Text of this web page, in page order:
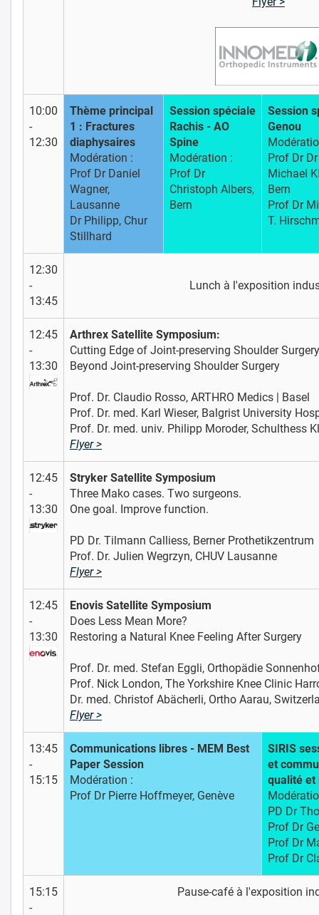
10:00
-
12:30
Thème principal
1 : Fractures
diaphysaires
Modération :
Prof Dr Daniel
Wagner,
Lausanne
Dr Philipp, Chur
Stillhard
Session spéciale
Rachis - AO
Spine
Modération :
Prof Dr
Christoph Albers,
Bern
Session
Genou
Prof Dr
Michael
Bern
Prof Dr
T.
12:30
-
13:45
Lunch à l'exposition
12:45
-
13:30
Arthrex Satellite Symposium:
Cutting Edge of Joint-preserving Shoulder Surgery
Beyond Joint-preserving Shoulder Surgery
Prof. Dr. Claudio Rosso, ARTHRO Medics | Basel
Prof. Dr. med. Karl Wieser, Balgrist University
Prof. Dr. med. univ. Philipp Moroder, Schulthess
Flyer >
12:45
-
13:30
Stryker Satellite Symposium
Three Mako cases. Two surgeons.
One goal. Improve function.
PD Dr. Tilmann Calliess, Berner Prothetikzentrum
Prof. Dr. Julien Wegrzyn, CHUV Lausanne
Flyer >
12:45
-
13:30
Enovis Satellite Symposium
Does Less Mean More?
Restoring a Natural Knee Feeling After Surgery
Prof. Dr. med. Stefan Eggli, Orthopädie
Prof. Nick London, The Yorkshire Knee Clinic
Dr. med. Christof Abächerli, Ortho Aarau,
Flyer >
13:45
-
15:15
Communications libres - MEM Best
Paper Session
Modération :
Prof Dr Pierre Hoffmeyer, Genève
SIRIS
et
qualité et
PD Dr
Prof Dr
Prof Dr
Prof Dr
15:15
-
Pause-café à l'exposition